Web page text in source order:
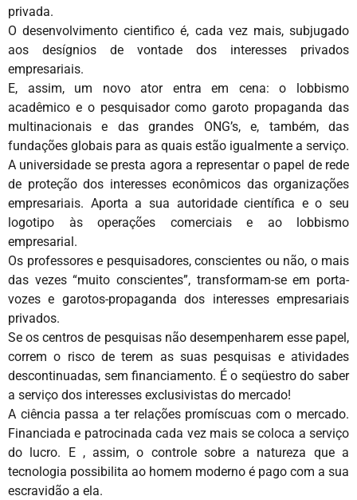
privada.
O desenvolvimento cientifico é, cada vez mais, subjugado
aos desígnios de vontade dos interesses privados
empresariais.
E, assim, um novo ator entra em cena: o lobbismo
acadêmico e o pesquisador como garoto propaganda das
multinacionais e das grandes ONG’s, e, também, das
fundações globais para as quais estão igualmente a serviço.
A universidade se presta agora a representar o papel de rede
de proteção dos interesses econômicos das organizações
empresariais. Aporta a sua autoridade científica e o seu
logotipo às operações comerciais e ao lobbismo
empresarial.
Os professores e pesquisadores, conscientes ou não, o mais
das vezes “muito conscientes”, transformam-se em porta-
vozes e garotos-propaganda dos interesses empresariais
privados.
Se os centros de pesquisas não desempenharem esse papel,
correm o risco de terem as suas pesquisas e atividades
descontinuadas, sem financiamento. É o seqüestro do saber
a serviço dos interesses exclusivistas do mercado!
A ciência passa a ter relações promíscuas com o mercado.
Financiada e patrocinada cada vez mais se coloca a serviço
do lucro. E , assim, o controle sobre a natureza que a
tecnologia possibilita ao homem moderno é pago com a sua
escravidão a ela.